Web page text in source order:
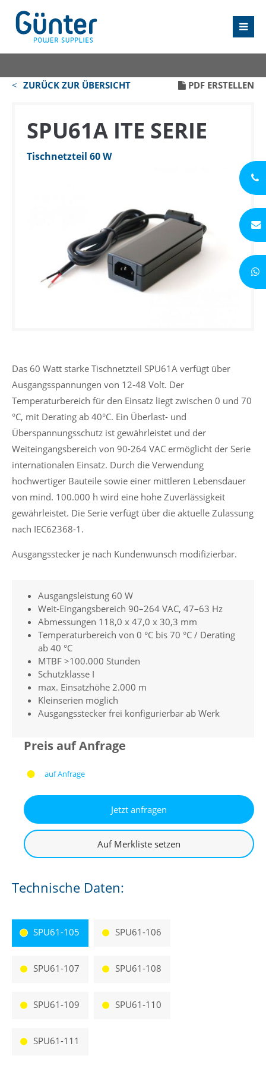
PDF ERSTELLEN
ZURÜCK ZUR ÜBERSICHT
SPU61A ITE SERIE
Tischnetzteil 60 W
Das 60 Watt starke Tischnetzteil SPU61A verfügt über
Ausgangsspannungen von 12-48 Volt. Der
Temperaturbereich für den Einsatz liegt zwischen 0 und 70
°C, mit Derating ab 40°C. Ein Überlast- und
Überspannungsschutz ist gewährleistet und der
Weiteingangsbereich von 90-264 VAC ermöglicht der Serie
internationalen Einsatz. Durch die Verwendung
hochwertiger Bauteile sowie einer mittleren Lebensdauer
von mind. 100.000 h wird eine hohe Zuverlässigkeit
gewährleistet. Die Serie verfügt über die aktuelle Zulassung
nach IEC62368-1.
Ausgangsstecker je nach Kundenwunsch modifizierbar.
Ausgangsleistung 60 W
Weit-Eingangsbereich 90–264 VAC, 47–63 Hz
Abmessungen 118,0 x 47,0 x 30,3 mm
Temperaturbereich von 0 °C bis 70 °C / Derating
ab 40 °C
MTBF >100.000 Stunden
Schutzklasse I
max. Einsatzhöhe 2.000 m
Kleinserien möglich
Ausgangsstecker frei konfigurierbar ab Werk
Preis auf Anfrage
auf Anfrage
Technische Daten:
SPU61-105 SPU61-106
SPU61-107 SPU61-108
SPU61-109 SPU61-110
SPU61-111